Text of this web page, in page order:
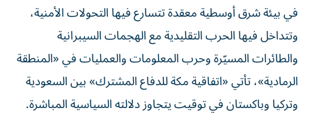
في بيئة شرق أوسطية معقدة تتسارع فيها التحولات الأمنية،
وتتداخل فيها الحرب التقليدية مع الهجمات السيبرانية
والطائرات المسيّرة وحرب المعلومات والعمليات في «المنطقة
الرمادية»، تأتي «اتفاقية مكة للدفاع المشترك» بين السعودية
وتركيا وباكستان في توقيت يتجاوز دلالته السياسية المباشرة.